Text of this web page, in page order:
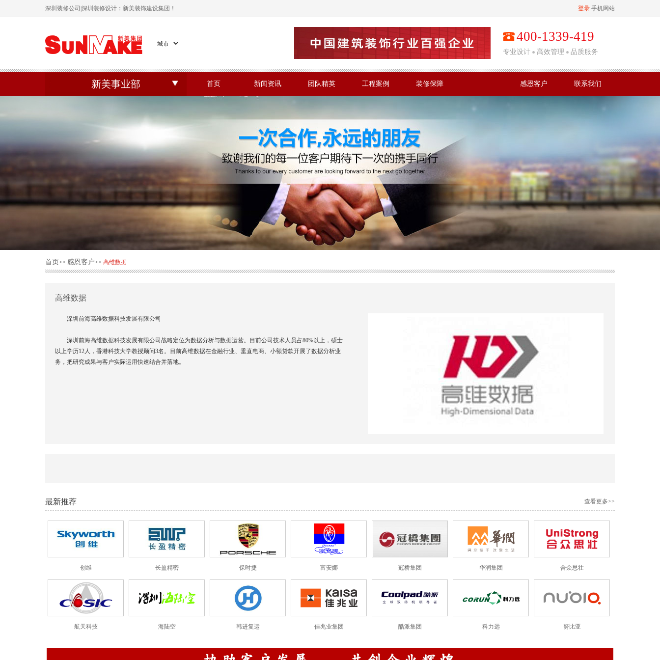
深圳装修公司|深圳装修设计：新美装饰建设集团！ 登录 手机网站
400-1339-419
专业设计 高效管理 品质服务
新美事业部 首页 新闻资讯 团队精英 工程案例 装修保障 感恩客户 联系我们
首页 >> 感恩客户>> 高维数据
高维数据
深圳前海高维数据科技发展有限公司
深圳前海高维数据科技发展有限公司战略定位为数据分析与数据运营。目前公司技术人员占80%以上，硕士
以上学历12人，香港科技大学教授顾问3名。目前高维数据在金融行业、垂直电商、小额贷款开展了数据分析业
务，把研究成果与客户实际运用快速结合并落地。
最新推荐 查看更多>>
创维 长盈精密 保时捷 富安娜 冠桥集团 华润集团 合众思壮
航天科技 海陆空 韩进复运 佳兆业集团 酷派集团 科力远 努比亚